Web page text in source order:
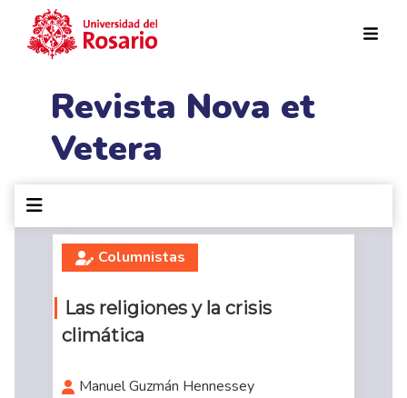
Revista Nova et
Vetera
Columnistas
Las religiones y la crisis
climática
Manuel Guzmán Hennessey